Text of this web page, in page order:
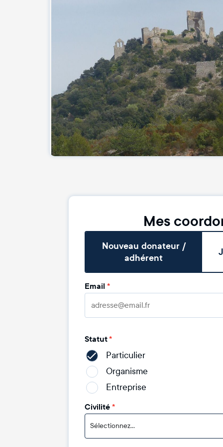
Mes
Nouveau donateur /
adhérent
Email *
Statut*
Particulier
Organisme
Entreprise
Civilité*
Sélectionnez...